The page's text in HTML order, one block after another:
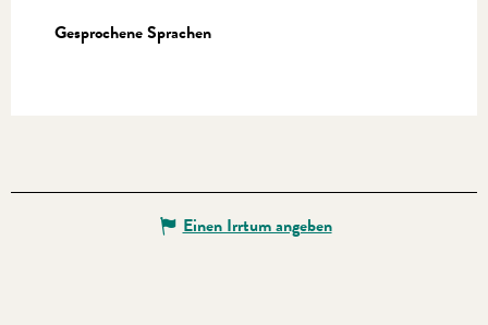
Gesprochene Sprachen
Gesprochene Sprachen
Einen Irrtum angeben